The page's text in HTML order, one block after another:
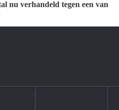
nu verhandeld tegen een van